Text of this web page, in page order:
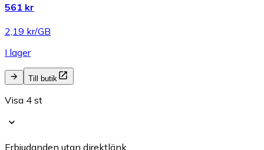
561 kr
2,19 kr/GB
I lager
Till butik
Visa 4 st
Erbjudanden utan direktlänk